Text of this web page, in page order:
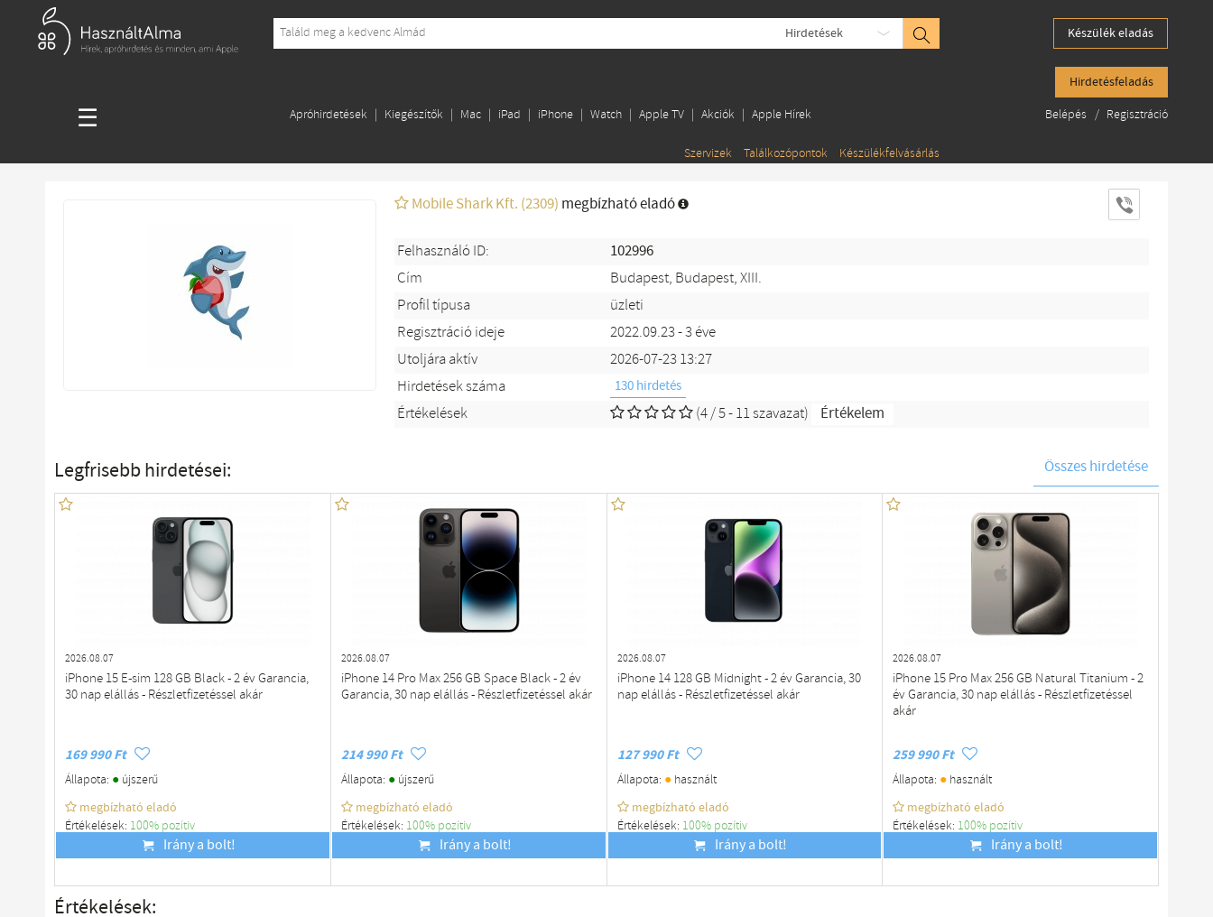
Hirdetések Készülék eladás
Hirdetésfeladás
☰ Apróhirdetések Kiegészítők Mac iPad iPhone Watch Apple TV Akciók Apple Hírek
Szervizek Találkozópontok Készülékfelvásárlás
Belépés / Regisztráció
Mobile Shark Kft. (2309) megbízható eladó
Felhasználó ID:
102996
Cím
Budapest, Budapest, XIII.
Profil típusa
üzleti
Regisztráció ideje
2022.09.23 - 3 éve
Utoljára aktív
2026-07-23 13:27
Hirdetések száma
130 hirdetés
Értékelések (4 / 5 - 11 szavazat) Értékelem
Összes hirdetése
Legfrisebb hirdetései:
2026.08.07
iPhone 15 E-sim 128 GB Black - 2 év Garancia,
30 nap elállás - Részletfizetéssel akár
169 990 Ft
Állapota: ● újszerű
megbízható eladó
Értékelések: 100% pozítiv
Irány a bolt!
2026.08.07
iPhone 14 Pro Max 256 GB Space Black - 2 év
Garancia, 30 nap elállás - Részletfizetéssel akár
214 990 Ft
Állapota: ●újszerű
megbízható eladó
Értékelések: 100% pozítiv
Irány a bolt!
2026.08.07
iPhone 14 128 GB Midnight - 2 év Garancia, 30
nap elállás - Részletfizetéssel akár
127 990 Ft
Állapota: ●használt
megbízható eladó
Értékelések: 100% pozítiv
Irány a bolt!
2026.08.07
iPhone 15 Pro Max 256 GB Natural Titanium - 2
év Garancia, 30 nap elállás - Részletfizetéssel
akár
259 990 Ft
Állapota: ● használt
megbízható eladó
Értékelések: 100% pozítiv
Irány a bolt!
Értékelések: